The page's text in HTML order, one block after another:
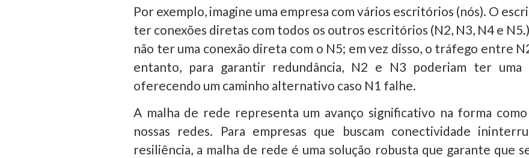
Por exemplo, imagine uma empresa com vários escritórios (nós). O
ter conexões diretas com todos os outros escritórios (N2, N3, N4 e
não ter uma conexão direta com o N5; em vez disso, o tráfego entre
entanto, para garantir redundância, N2 e N3 poderiam ter
oferecendo um caminho alternativo caso N1 falhe.
A malha de rede representa um avanço significativo na forma
nossas redes. Para empresas que buscam conectividade
resiliência, a malha de rede é uma solução robusta que garante que